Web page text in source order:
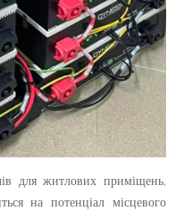
для житлових приміщень,
на потенціал місцевого